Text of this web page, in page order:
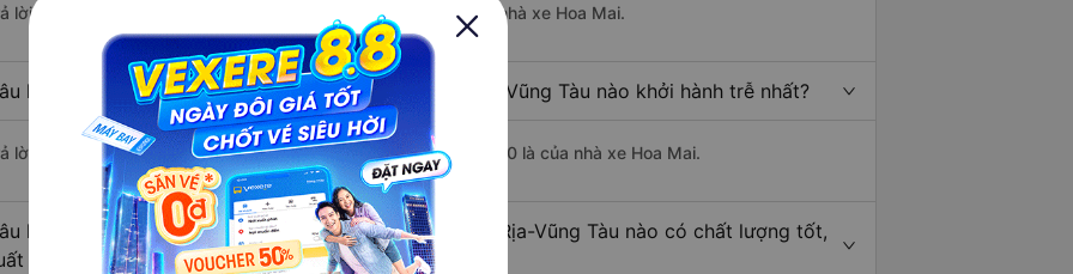
lời: Chuyến xe có giờ xuất phát sớm nhất vào lúc 5:00 là của nhà xe Hoa Mai.
hỏi: Nhà xe đi Bình Tân - Sài Gòn từ Đất Đỏ - Bà Rịa-Vũng Tàu nào khởi hành trễ nhất?
lời: Chuyến xe có giờ xuất phát trễ (muộn) nhất là vào lúc 11:00 là của nhà xe Hoa Mai.
hỏi: Review xe đi Bình Tân - Sài Gòn từ Đất Đỏ - Bà Rịa-Vũng Tàu nào có chất lượng tốt,
sắc, cao cấp nhất?